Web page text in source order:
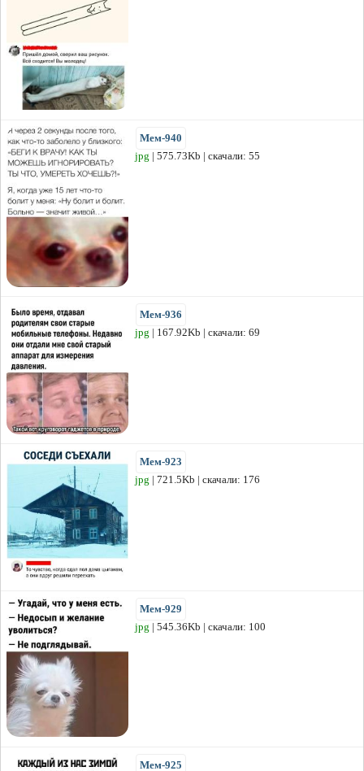
Мем-940
jpg | 575.73Kb | скачали: 55
Мем-936
jpg | 167.92Kb | скачали: 69
Мем-923
jpg | 721.5Kb | скачали: 176
Мем-929
jpg | 545.36Kb | скачали: 100
Мем-925